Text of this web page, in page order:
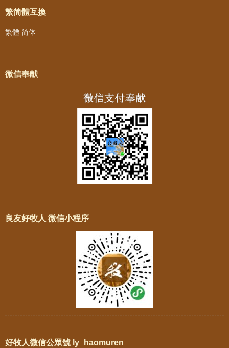
繁简體互換
繁體 简体
微信奉献
良友好牧人 微信小程序
好牧人微信公眾號 ly_haomuren